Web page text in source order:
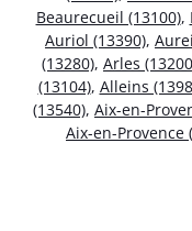
Beaurecueil (13100),
Auriol (13390),
(13280), Arles
(13104), Alleins
(13540), Aix-en-
Aix-en-Provence